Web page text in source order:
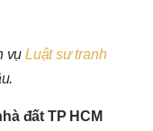
vụ Luật sư tranh
đất TP HCM